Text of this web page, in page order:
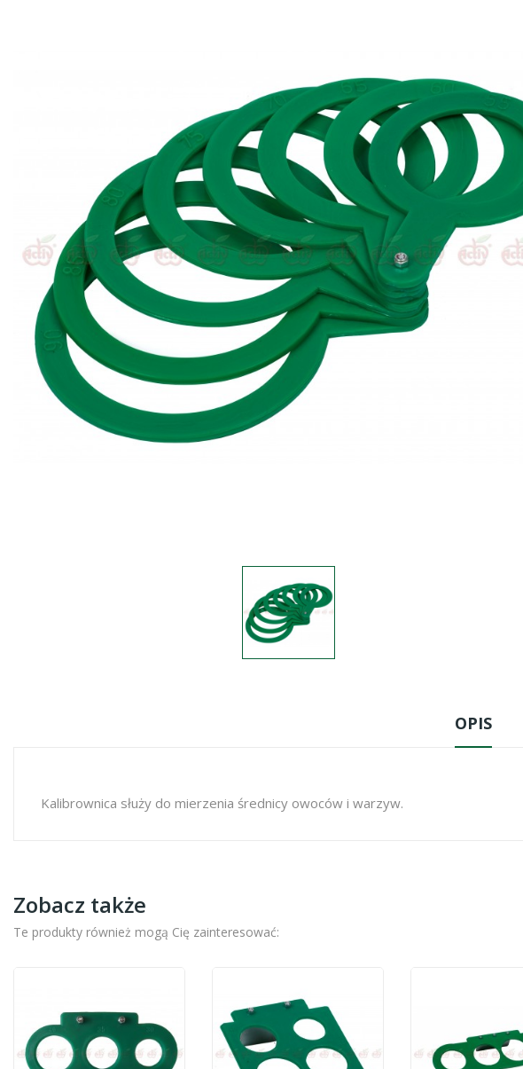
OPIS
Kalibrownica służy do mierzenia średnicy owoców i warzyw.
Zobacz także
Te produkty również mogą Cię zainteresować: